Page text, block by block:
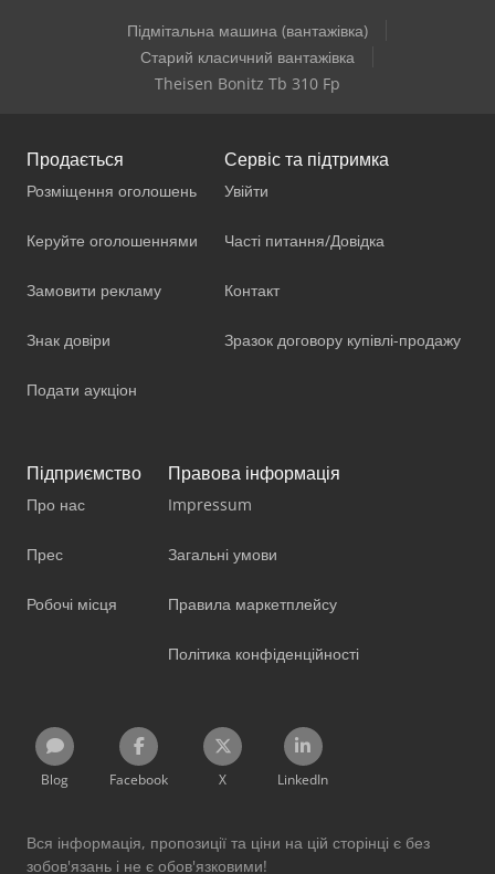
Підмітальна машина (вантажівка)
Старий класичний вантажівка
Theisen Bonitz Tb 310 Fp
Продається
Розміщення оголошень
Керуйте оголошеннями
Замовити рекламу
Знак довіри
Подати аукціон
Сервіс та підтримка
Увійти
Часті питання/Довідка
Контакт
Зразок договору купівлі-продажу
Підприємство
Про нас
Прес
Робочі місця
Правова інформація
Impressum
Загальні умови
Правила маркетплейсу
Політика конфіденційності
Blog Facebook X LinkedIn
Вся інформація, пропозиції та ціни на цій сторінці є без
зобов'язань і не є обов'язковими!